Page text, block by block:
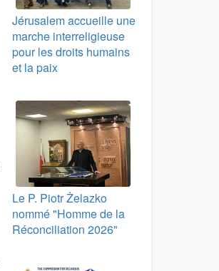
Jérusalem accueille une
marche interreligieuse
pour les droits humains
et la paix
Le P. Piotr Żelazko
nommé "Homme de la
Réconciliation 2026"